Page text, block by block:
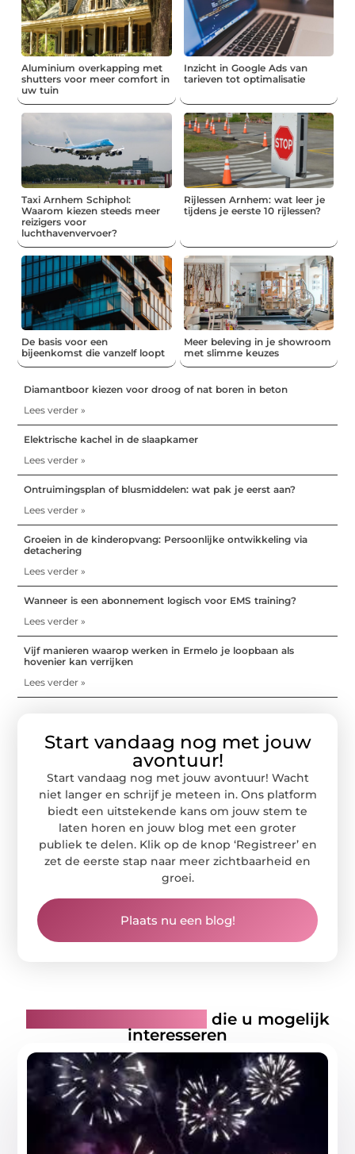
Aluminium overkapping met
shutters voor meer comfort in
uw tuin
Inzicht in Google Ads van
tarieven tot optimalisatie
Taxi Arnhem Schiphol:
Waarom kiezen steeds meer
reizigers voor
luchthavenvervoer?
Rijlessen Arnhem: wat leer je
tijdens je eerste 10 rijlessen?
De basis voor een
bijeenkomst die vanzelf loopt
Meer beleving in je showroom
met slimme keuzes
Diamantboor kiezen voor droog of nat boren in beton
Lees verder »
Elektrische kachel in de slaapkamer
Lees verder »
Ontruimingsplan of blusmiddelen: wat pak je eerst aan?
Lees verder »
Groeien in de kinderopvang: Persoonlijke ontwikkeling via
detachering
Lees verder »
Wanneer is een abonnement logisch voor EMS training?
Lees verder »
Vijf manieren waarop werken in Ermelo je loopbaan als
hovenier kan verrijken
Lees verder »
Start vandaag nog met jouw
avontuur!
Start vandaag nog met jouw avontuur! Wacht
niet langer en schrijf je meteen in. Ons platform
biedt een uitstekende kans om jouw stem te
laten horen en jouw blog met een groter
publiek te delen. Klik op de knop ‘Registreer’ en
zet de eerste stap naar meer zichtbaarheid en
groei.
Plaats nu een blog!
die u mogelijk
interesseren